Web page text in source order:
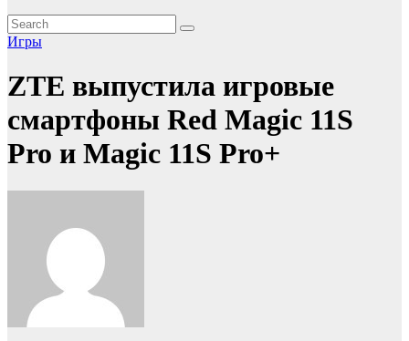
Игры
ZTE выпустила игровые
смартфоны Red Magic 11S
Pro и Magic 11S Pro+